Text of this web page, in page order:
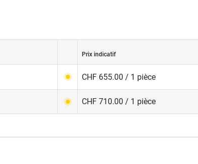
Prix indicatif
CHF 655.00 / 1 pièce
CHF 710.00 / 1 pièce